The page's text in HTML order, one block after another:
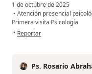
1 de octubre de 2025
• Atención presencial
Primera visita Psicología
• en opinión del usuario
Reportar
Ps. Rosario